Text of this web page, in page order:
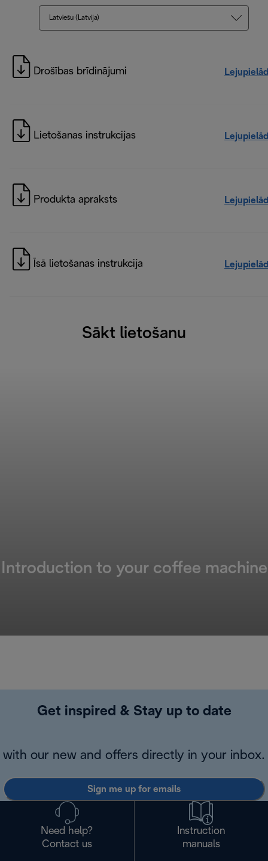
Latviešu (Latvija)
Drošības brīdinājumi
Lietošanas instrukcijas
Produkta apraksts
Īsā lietošanas instrukcija
Sākt lietošanu
Introduction to your coffee machine
Get inspired & Stay up to date
with our new and offers directly in your inbox.
Sign me up for emails
Need help?
Contact us
Instruction
manuals